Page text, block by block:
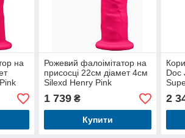
на
Рожевий фалоімітатор на
присосці 22см діамет 4см
Silexd Henry Pink
1 739₴
Купити
Doc
-
4см
2